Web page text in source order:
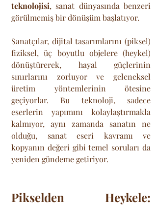
teknolojisi, sanat dünyasında benzeri
görülmemiş bir dönüşüm başlatıyor.
Sanatçılar, dijital tasarımlarını (piksel)
fiziksel, üç boyutlu objelere (heykel)
dönüştürerek, hayal güçlerinin
sınırlarını zorluyor ve geleneksel
üretim yöntemlerinin ötesine
geçiyorlar. Bu teknoloji, sadece
eserlerin yapımını kolaylaştırmakla
kalmıyor, aynı zamanda sanatın ne
olduğu, sanat eseri kavramı ve
kopyanın değeri gibi temel soruları da
yeniden gündeme getiriyor.
Pikselden Heykele: